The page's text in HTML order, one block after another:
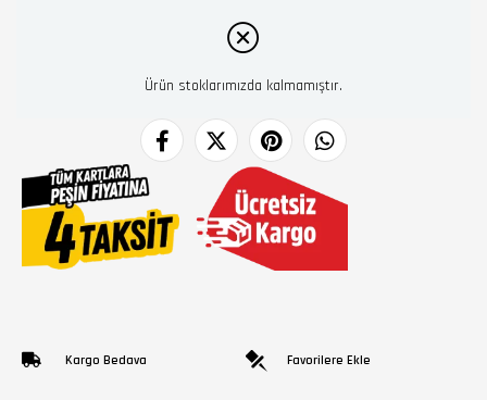
Ürün stoklarımızda kalmamıştır.
Kargo Bedava Favorilere Ekle